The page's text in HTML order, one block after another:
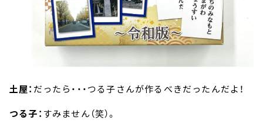
土屋： だったら・・・つる子さんが作るべきだったんだよ！
つる子： すみません（笑）。